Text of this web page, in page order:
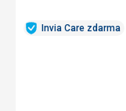
Invia Care zdarma